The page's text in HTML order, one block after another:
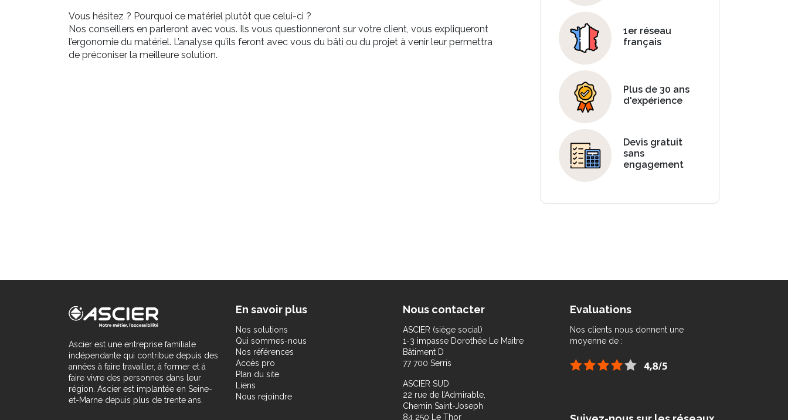
Vous hésitez ? Pourquoi ce matériel plutôt que celui-ci ?
Nos conseillers en parleront avec vous. Ils vous questionneront sur votre client, vous expliqueront
l’ergonomie du matériel. L’analyse qu’ils feront avec vous du bâti ou du projet à venir leur permettra
de préconiser la meilleure solution.
1er réseau
français
Plus de 30 ans
d'expérience
Devis gratuit
sans
engagement
Ascier est une entreprise familiale
indépendante qui contribue depuis des
années à faire travailler, à former et à
faire vivre des personnes dans leur
région. Ascier est implantée en Seine-
et-Marne depuis plus de trente ans.
En savoir plus
Nos solutions
Qui sommes-nous
Nos références
Accès pro
Plan du site
Liens
Nous rejoindre
Nous contacter
ASCIER (siège social)
1-3 impasse Dorothée Le Maitre
Bâtiment D
77 700 Serris
ASCIER SUD
22 rue de l’Admirable,
Chemin Saint-Joseph
84 250 Le Thor
Evaluations
Nos clients nous donnent une
moyenne de :